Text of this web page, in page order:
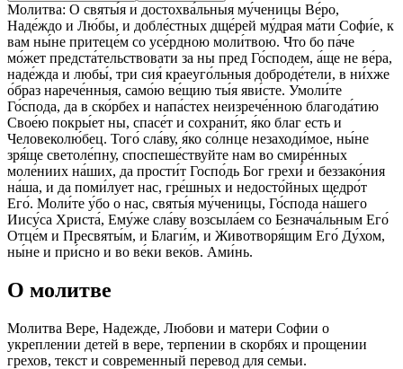
Молитва: О святы́я и достохва́льныя му́ченицы Ве́ро,
Наде́ждо и Лю́бы, и добле́стных дще́рей му́драя ма́ти Софи́е, к
вам ны́не притеце́м со усе́рдною моли́твою. Что бо па́че
мо́жет предста́тельствовати за ны пред Го́сподем, а́ще не ве́ра,
наде́жда и любы́, три сия́ краеуго́льныя доброде́тели, в ни́хже
о́браз нарече́нныя, само́ю ве́щию ты́я яви́сте. Умоли́те
Го́спода, да в ско́рбех и напа́стех неизрече́нною благода́тию
Свое́ю покры́ет ны, спасе́т и сохрани́т, я́ко благ есть и
Человеколю́бец. Того́ сла́ву, я́ко со́лнце незаходи́мое, ны́не
зря́ще светоле́пну, споспеше́ствуйте нам во смире́нных
моле́ниих на́ших, да прости́т Госпо́дь Бог грехи́ и беззако́ния
на́ша, и да поми́лует нас, гре́шных и недосто́йных щедро́т
Его́. Моли́те у́бо о нас, святы́я му́ченицы, Го́спода на́шего
Иису́са Христа́, Ему́же сла́ву возсыла́ем со Безнача́льным Его́
Отце́м и Пресвяты́м, и Благи́м, и Животворя́щим Его́ Ду́хом,
ны́не и при́сно и во ве́ки веко́в. Ами́нь.
О молитве
Молитва Вере, Надежде, Любови и матери Софии о
укреплении детей в вере, терпении в скорбях и прощении
грехов, текст и современный перевод для семьи.